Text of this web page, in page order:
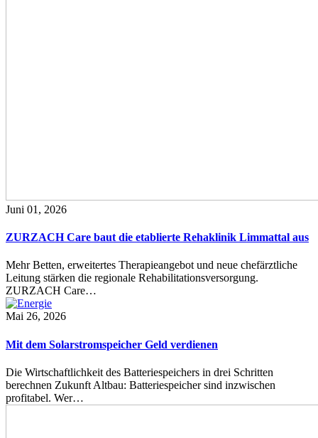
Juni 01, 2026
ZURZACH Care baut die etablierte Rehaklinik Limmattal aus
Mehr Betten, erweitertes Therapieangebot und neue chefärztliche
Leitung stärken die regionale Rehabilitationsversorgung.
ZURZACH Care…
Mai 26, 2026
Mit dem Solarstromspeicher Geld verdienen
Die Wirtschaftlichkeit des Batteriespeichers in drei Schritten
berechnen Zukunft Altbau: Batteriespeicher sind inzwischen
profitabel. Wer…